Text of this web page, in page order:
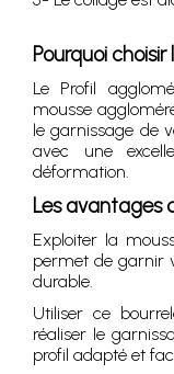
Pourquoi choisir
Le Profil
mousse
le garnissage de
avec une
déformation.
Les avantages
Exploiter la
permet de garnir
durable.
Utiliser ce
réaliser le
profil adapté et